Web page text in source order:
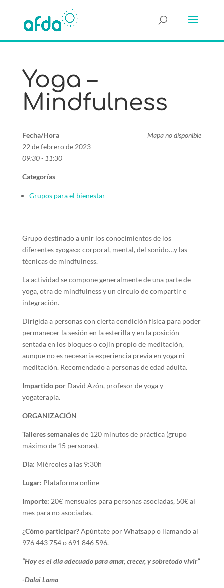
Yoga –
Mindfulness
Mapa no disponible
Fecha/Hora
22 de febrero de 2023
09:30 - 11:30
Categorías
Grupos para el bienestar
Grupo destinado a unir los conocimientos de los
diferentes «yogas»: corporal, mental, del sonido…y las
técnicas de mindfulness.
La actividad se compone generalmente de una parte de
yoga, otra de mindfulness y un circulo de compartir e
integración.
Dirigida a personas con cierta condición física para poder
permanecer la sesión en la esterilla y en la posición
sentada en los bloques o cojín propio de meditación,
aunque no es necesaria experiencia previa en yoga ni
meditación. Recomendado a personas de edad adulta.
Impartido porDavid Azón, profesor de yoga y
yogaterapia.
ORGANIZACIÓN
Talleres semanalesde 120 minutos de práctica (grupo
máximo de 15 personas).
Día: Miércoles a las 9:30h
Lugar: Plataforma online
Importe: 20€ mensuales para personas asociadas, 50€ al
mes para no asociadas.
¿Cómo participar?Apúntate por Whatsapp o llamando al
976 443 754 o 691 846 596.
“Hoy es el día adecuado para amar, crecer, y sobretodo vivir”
-Dalai Lama